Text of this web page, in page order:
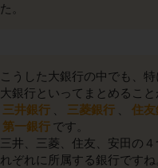
た。
こうした大銀行の中でも、
大銀行といってまとめること
三井銀行
三菱銀行 住
第一銀行 です。
三井、三菱、住友、安田の
れぞれに所属する銀行ですね